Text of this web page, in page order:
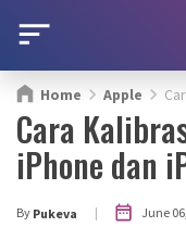
Home Apple
Cara
iPhone dan
By Pukeva | June